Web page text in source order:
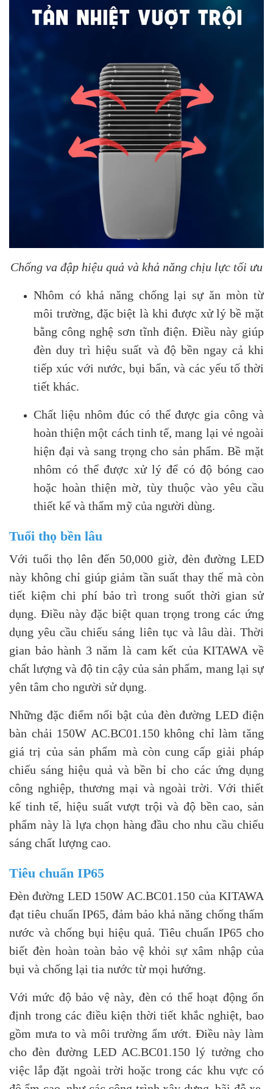
Chống va đập hiệu quả và khả năng chịu lực tối ưu
Nhôm có khả năng chống lại sự ăn mòn từ
môi trường, đặc biệt là khi được xử lý bề mặt
bằng công nghệ sơn tĩnh điện. Điều này giúp
đèn duy trì hiệu suất và độ bền ngay cả khi
tiếp xúc với nước, bụi bẩn, và các yếu tố thời
tiết khác.
Chất liệu nhôm đúc có thể được gia công và
hoàn thiện một cách tinh tế, mang lại vẻ ngoài
hiện đại và sang trọng cho sản phẩm. Bề mặt
nhôm có thể được xử lý để có độ bóng cao
hoặc hoàn thiện mờ, tùy thuộc vào yêu cầu
thiết kế và thẩm mỹ của người dùng.
Tuổi thọ bền lâu
Với tuổi thọ lên đến 50,000 giờ, đèn đường LED
này không chỉ giúp giảm tần suất thay thế mà còn
tiết kiệm chi phí bảo trì trong suốt thời gian sử
dụng. Điều này đặc biệt quan trọng trong các ứng
dụng yêu cầu chiếu sáng liên tục và lâu dài. Thời
gian bảo hành 3 năm là cam kết của KITAWA về
chất lượng và độ tin cậy của sản phẩm, mang lại sự
yên tâm cho người sử dụng.
Những đặc điểm nổi bật của đèn đường LED điện
bàn chải 150W AC.BC01.150 không chỉ làm tăng
giá trị của sản phẩm mà còn cung cấp giải pháp
chiếu sáng hiệu quả và bền bỉ cho các ứng dụng
công nghiệp, thương mại và ngoài trời. Với thiết
kế tinh tế, hiệu suất vượt trội và độ bền cao, sản
phẩm này là lựa chọn hàng đầu cho nhu cầu chiếu
sáng chất lượng cao.
Tiêu chuẩn IP65
Đèn đường LED 150W AC.BC01.150 của KITAWA
đạt tiêu chuẩn IP65, đảm bảo khả năng chống thấm
nước và chống bụi hiệu quả. Tiêu chuẩn IP65 cho
biết đèn hoàn toàn bảo vệ khỏi sự xâm nhập của
bụi và chống lại tia nước từ mọi hướng.
Với mức độ bảo vệ này, đèn có thể hoạt động ổn
định trong các điều kiện thời tiết khắc nghiệt, bao
gồm mưa to và môi trường ẩm ướt. Điều này làm
cho đèn đường LED AC.BC01.150 lý tưởng cho
việc lắp đặt ngoài trời hoặc trong các khu vực có